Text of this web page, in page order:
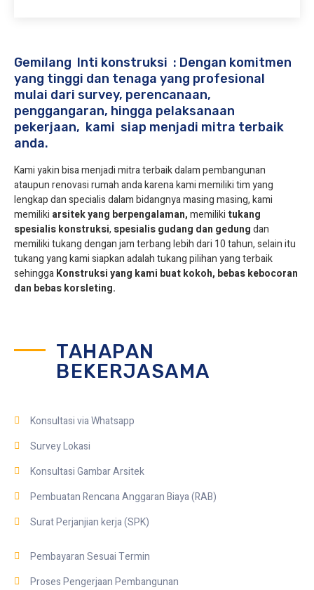
Gemilang Inti konstruksi : Dengan komitmen
yang tinggi dan tenaga yang profesional
mulai dari survey, perencanaan,
penggangaran, hingga pelaksanaan
pekerjaan, kami siap menjadi mitra terbaik
anda.
Kami yakin bisa menjadi mitra terbaik dalam pembangunan
ataupun renovasi rumah anda karena kami memiliki tim yang
lengkap dan specialis dalam bidangnya masing masing, kami
memiliki arsitek yang berpengalaman,memiliki tukang
spesialiskonstruksi, spesialis gudang dan gedungdan
memiliki tukang dengan jam terbang lebih dari 10 tahun, selain itu
tukang yang kami siapkan adalah tukang pilihan yang terbaik
sehinggaKonstruksi yang kami buat kokoh, bebas kebocoran
dan bebas korsleting.
TAHAPAN
BEKERJASAMA
Konsultasi via Whatsapp
Survey Lokasi
Konsultasi Gambar Arsitek
Pembuatan Rencana Anggaran Biaya (RAB)
Surat Perjanjian kerja (SPK)
Pembayaran Sesuai Termin
Proses Pengerjaan Pembangunan